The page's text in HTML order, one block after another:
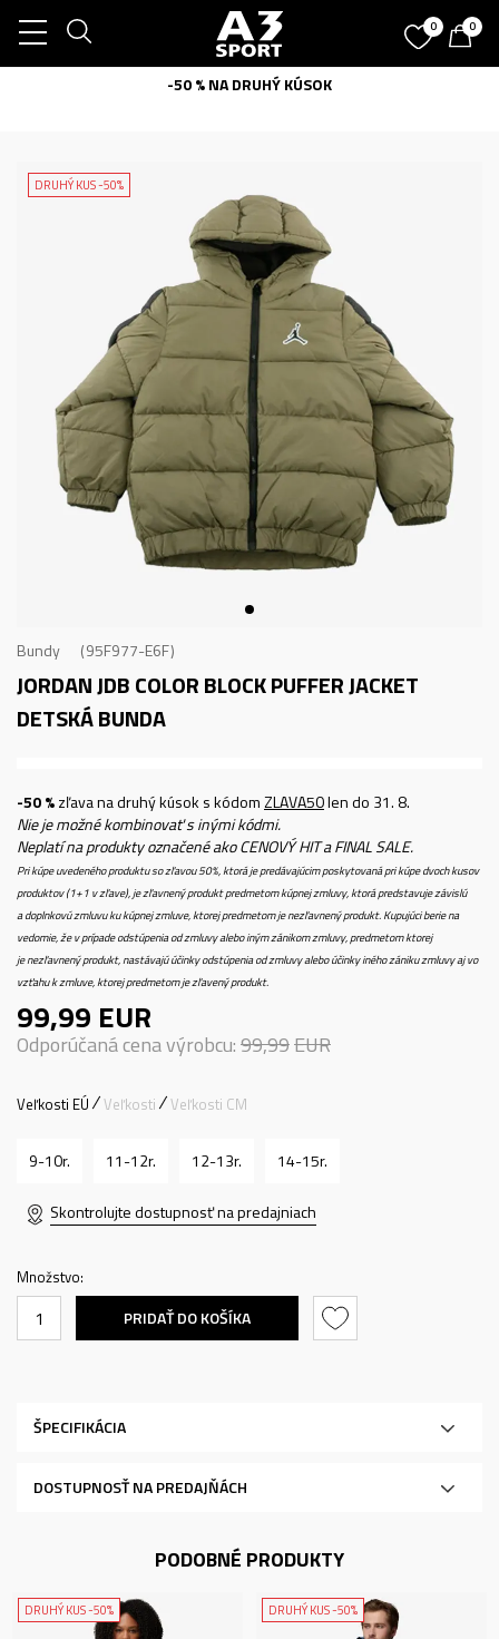
0 0
-50 % NA DRUHÝ KÚSOK
DRUHÝ KUS -50%
Bundy 95F977-E6F
JORDAN JDB COLOR BLOCK PUFFER JACKET
DETSKÁ BUNDA
-50 %zľava na druhý kúsok s kódomZLAVA50len do 31. 8.
Nie je možné kombinovať s inými kódmi.
Neplatí na produkty označené ako CENOVÝ HIT a FINAL SALE.
Pri kúpe uvedeného produktu so zľavou 50%, ktorá je predávajúcim poskytovaná pri kúpe dvoch kusov
produktov (1+1 v zľave), je zľavnený produkt predmetom kúpnej zmluvy, ktorá predstavuje závislú
a doplnkovú zmluvu ku kúpnej zmluve, ktorej predmetom je nezľavnený produkt. Kupujúci berie na
vedomie, že v prípade odstúpenia od zmluvy alebo iným zánikom zmluvy, predmetom ktorej
je nezľavnený produkt, nastávajú účinky odstúpenia od zmluvy alebo účinky iného zániku zmluvy aj vo
vzťahu k zmluve, ktorej predmetom je zľavený produkt.
99,99 EUR
Odporúčaná cena výrobcu:99,99EUR
Veľkosti EÚ Veľkosti Veľkosti CM
9-10r. 11-12r. 12-13r. 14-15r.
Skontrolujte dostupnosť na predajniach
Množstvo:
PRIDAŤ DO KOŠÍKA
ŠPECIFIKÁCIA
DOSTUPNOSŤ NA PREDAJŇÁCH
PODOBNÉ PRODUKTY
DRUHÝ KUS -50% DRUHÝ KUS -50%